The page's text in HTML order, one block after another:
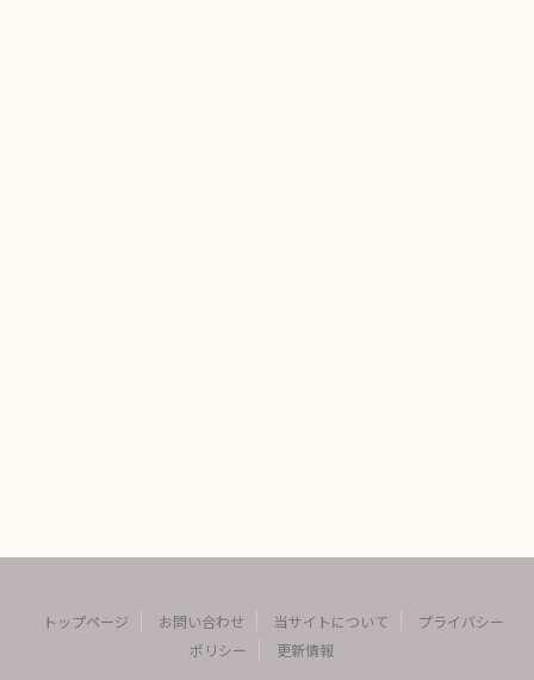
トップページ お問い合わせ 当サイトについて
プライバシー
ポリシー
更新情報